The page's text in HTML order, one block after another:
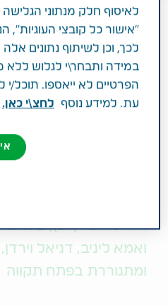
חוה לאופר
ואמא ליניב, דניאל
ומתגוררת בפתח תקווה
לאיסוף חלק מנתוני
"אישור כל קובצי העוגיות",
לכך, וכן לשיתוף נתונים
במידה ותבחר\י לגלוש ללא
הפרטיים לא ייאספו. תוכל/
עת. למידע נוסף
לחצ\י כאן.